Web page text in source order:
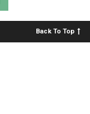
Back To Top